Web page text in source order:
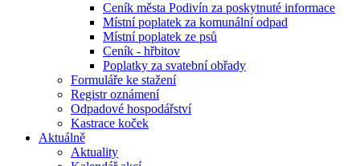
Ceník města Podivín za poskytnuté informace
Místní poplatek za komunální odpad
Místní poplatek ze psů
Ceník - hřbitov
Poplatky za svatební obřady
Formuláře ke stažení
Registr oznámení
Odpadové hospodářství
Kastrace koček
Aktuálně
Aktuality